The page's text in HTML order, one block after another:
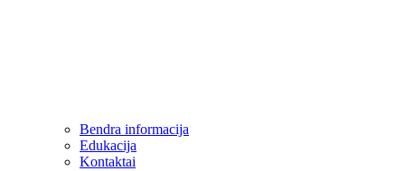
Bendra informacija
Edukacija
Kontaktai